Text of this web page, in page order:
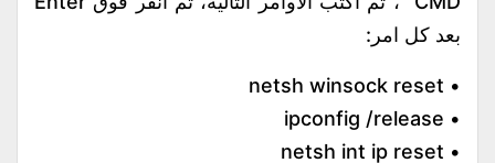
بعد كل امر:
• netsh winsock reset
• ipconfig /release
• netsh int ip reset